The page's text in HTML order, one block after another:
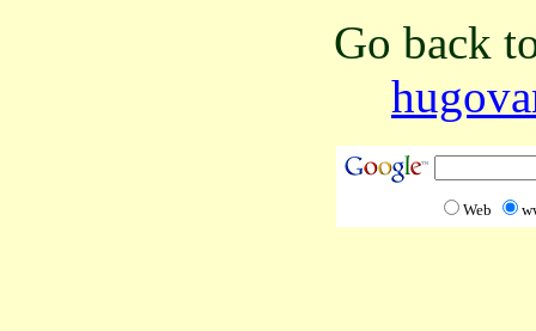
Go back
Web